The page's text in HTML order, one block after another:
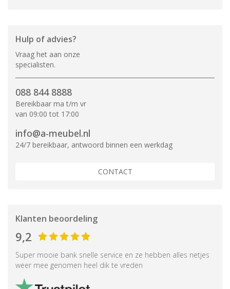
Hulp of advies?
Vraag het aan onze
specialisten.
088 844 8888
Bereikbaar ma t/m vr
van 09:00 tot 17:00
info@a-meubel.nl
24/7 bereikbaar, antwoord binnen een werkdag
CONTACT
Klanten beoordeling
9,2
Super mooie bank snelle service en ze hebben alles netjes
weer mee genomen heel dik te vreden